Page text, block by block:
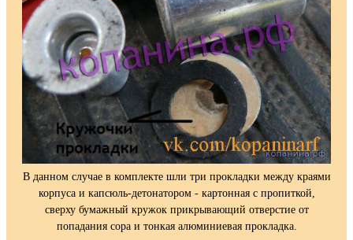
В данном случае в комплекте шли три прокладки между краями
корпуса и капсюль-детонатором - картонная с пропиткой,
сверху бумажный кружок прикрывающий отверстие от
попадания сора и тонкая алюминиевая прокладка.